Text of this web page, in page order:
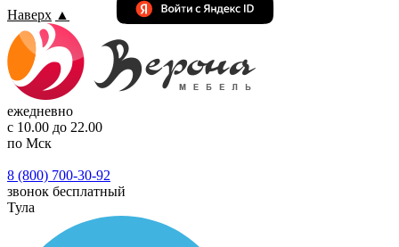
Наверх ▲
ежедневно
с 10.00 до 22.00
по Мск
8 (800) 700-30-92
звонок бесплатный
Тула